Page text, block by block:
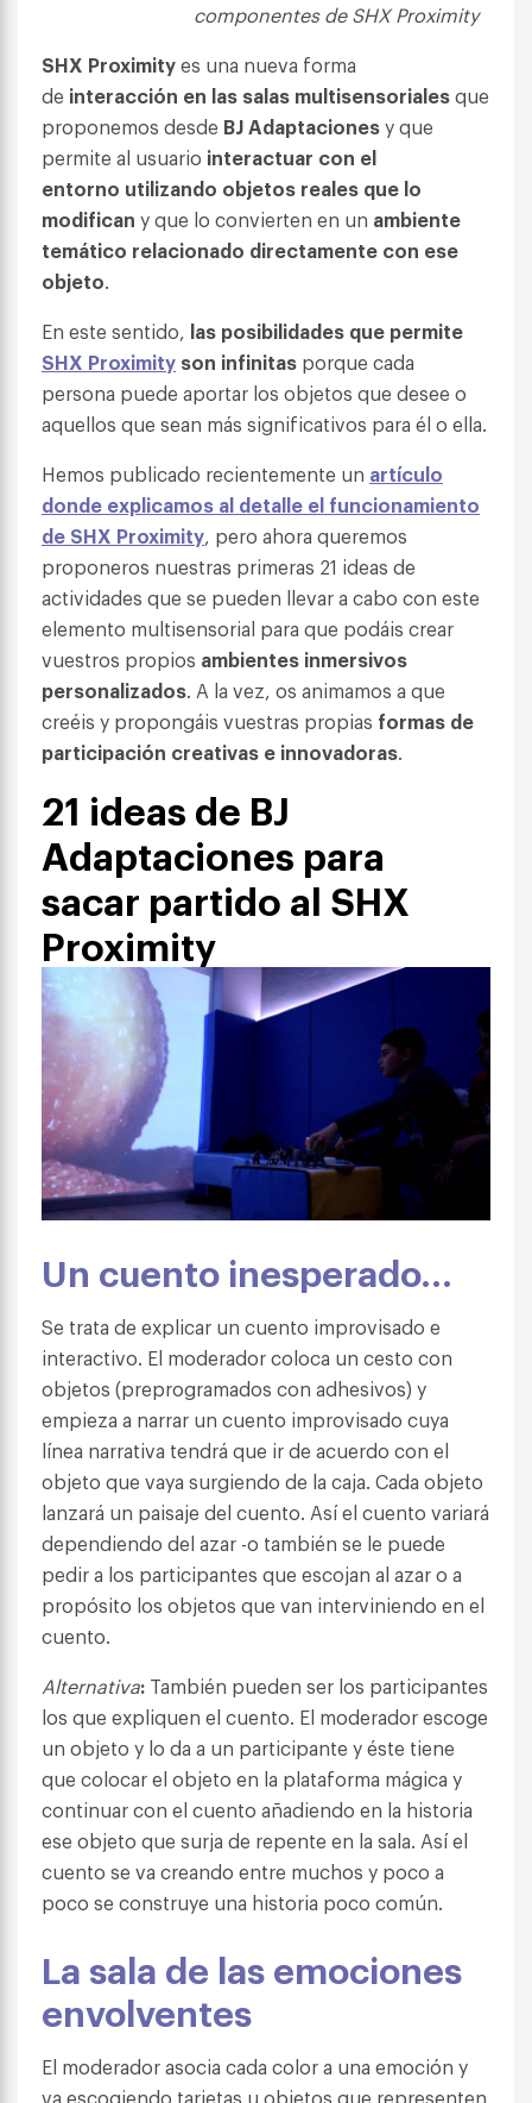
componentes de SHX Proximity
SHX Proximityes una nueva forma
de interacción en las salas multisensorialesque
proponemos desde BJ Adaptacionesy que
permite al usuario interactuar con el
entorno utilizando objetos reales que lo
modifican y que lo convierten en un ambiente
temático relacionado directamente con ese
objeto.
En este sentido, las posibilidades que permite
SHX Proximity son infinitas porque cada
persona puede aportar los objetos que desee o
aquellos que sean más significativos para él o ella.
Hemos publicado recientemente un artículo
donde explicamos al detalle el funcionamiento
de SHX Proximity, pero ahora queremos
proponeros nuestras primeras 21 ideas de
actividades que se pueden llevar a cabo con este
elemento multisensorial para que podáis crear
vuestros propios ambientes inmersivos
personalizados. A la vez, os animamos a que
creéis y propongáis vuestras propias formas de
participación creativas e innovadoras.
21 ideas de BJ
Adaptaciones para
sacar partido al SHX
Proximity
Un cuento inesperado…
Se trata de explicar un cuento improvisado e
interactivo. El moderador coloca un cesto con
objetos (preprogramados con adhesivos) y
empieza a narrar un cuento improvisado cuya
línea narrativa tendrá que ir de acuerdo con el
objeto que vaya surgiendo de la caja. Cada objeto
lanzará un paisaje del cuento. Así el cuento variará
dependiendo del azar -o también se le puede
pedir a los participantes que escojan al azar o a
propósito los objetos que van interviniendo en el
cuento.
Alternativa: También pueden ser los participantes
los que expliquen el cuento. El moderador escoge
un objeto y lo da a un participante y éste tiene
que colocar el objeto en la plataforma mágica y
continuar con el cuento añadiendo en la historia
ese objeto que surja de repente en la sala. Así el
cuento se va creando entre muchos y poco a
poco se construye una historia poco común.
La sala de las emociones
envolventes
El moderador asocia cada color a una emoción y
va escogiendo tarjetas u objetos que representen